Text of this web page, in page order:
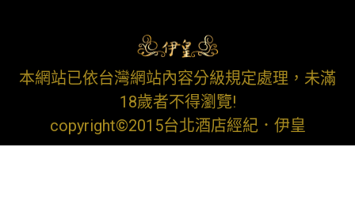
本網站已依台灣網站內容分級規定處理，未滿
18歲者不得瀏覽!
copyright©2015台北酒店經紀．伊皇